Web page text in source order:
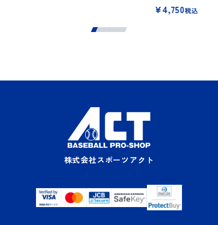
¥4,750税込
株式会社スポーツアクト